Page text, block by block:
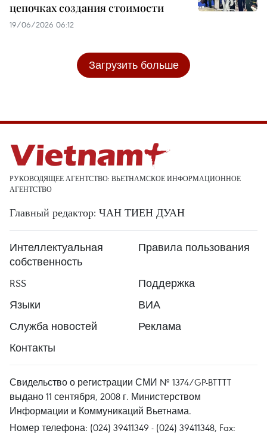
цепочках создания стоимости
19/06/2026 06:12
Загрузить больше
РУКОВОДЯЩЕЕ АГЕНТСТВО: ВЬЕТНАМСКОЕ ИНФОРМАЦИОННОЕ
АГЕНТСТВО
Главный редактор: ЧАН ТИЕН ДУАН
Интеллектуальная
собственность
Правила пользования
RSS
Поддержка
Языки
ВИА
Служба новостей
Реклама
Контакты
Свидельство о регистрации СМИ № 1374/GP-BTTTT
выдано 11 сентября, 2008 г. Министерством
Информации и Коммуникаций Вьетнама.
Номер телефона: (024) 39411349 - (024) 39411348, Fax: